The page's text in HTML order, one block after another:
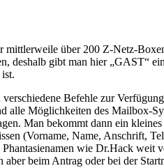
über 200 Z-Netz-
deshalb gibt man hier
Befehle zur
Möglichkeiten des Mailbox-
Man bekommt dann ein
(Vorname, Name, Anschrift,
wie Dr.Hack weit
beim Antrag oder bei der